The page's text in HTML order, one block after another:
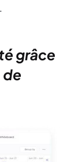
grâce
de